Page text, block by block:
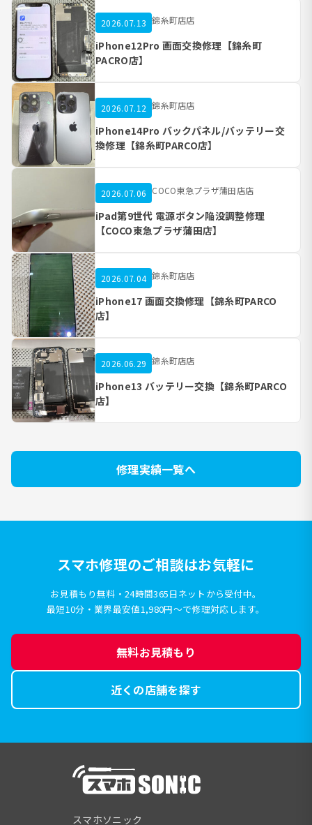
2026.07.13 錦糸町店店
iPhone12Pro 画面交換修理【錦糸町
PACRO店】
2026.07.12 錦糸町店店
iPhone14Pro バックパネル/バッテリー交
換修理【錦糸町PARCO店】
2026.07.06 COCO東急プラザ蒲田店店
iPad第9世代 電源ボタン陥没調整修理
【COCO東急プラザ蒲田店】
2026.07.04 錦糸町店店
iPhone17 画面交換修理【錦糸町PARCO
店】
2026.06.29 錦糸町店店
iPhone13 バッテリー交換【錦糸町PARCO
店】
修理実績一覧へ
スマホ修理のご相談はお気軽に
お見積もり無料・24時間365日ネットから受付中。
最短10分・業界最安値1,980円〜で修理対応します。
無料お見積もり
近くの店舗を探す
スマホソニック